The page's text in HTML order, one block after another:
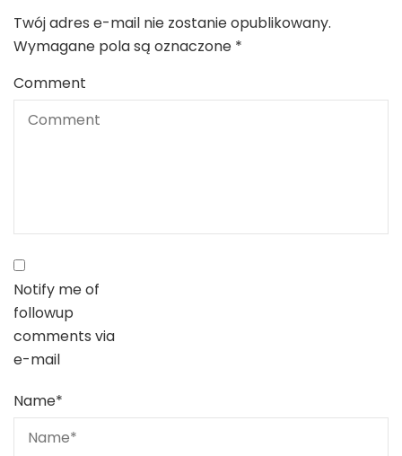
Twój adres e-mail nie zostanie opublikowany.
Wymagane pola są oznaczone *
Comment
Notify me of
followup
comments via
e-mail
Name*